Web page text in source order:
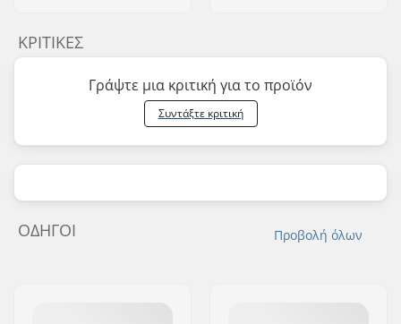
ΚΡΙΤΙΚΈΣ
Γράψτε μια κριτική για το προϊόν
Συντάξτε κριτική
Προβολή όλων
ΟΔΗΓΟΊ